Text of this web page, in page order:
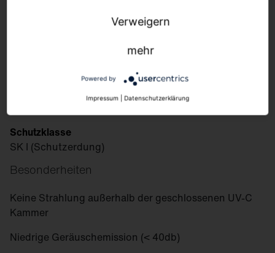
Schutzklasse
SK I (Schutzerdung)
Besonderheiten
Keine Strahlung außerhalb der geschlossenen UV-C
Kammer
Niedrige Geräuschemission (< 40db)
Verweigern
mehr
Powered by
Impressum Datenschutzerklärung